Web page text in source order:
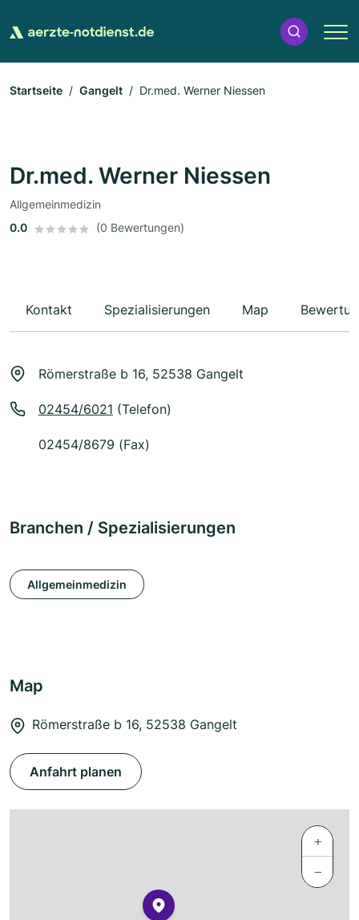
Startseite Gangelt Dr.med. Werner Niessen
Dr.med. Werner Niessen
Allgemeinmedizin
0.0
(0 Bewertungen)
Kontakt Spezialisierungen Map
Römerstraße b 16, 52538 Gangelt
02454/6021 (Telefon)
02454/8679 (Fax)
Branchen / Spezialisierungen
Allgemeinmedizin
Map
Römerstraße b 16, 52538 Gangelt
Anfahrt planen
+
−